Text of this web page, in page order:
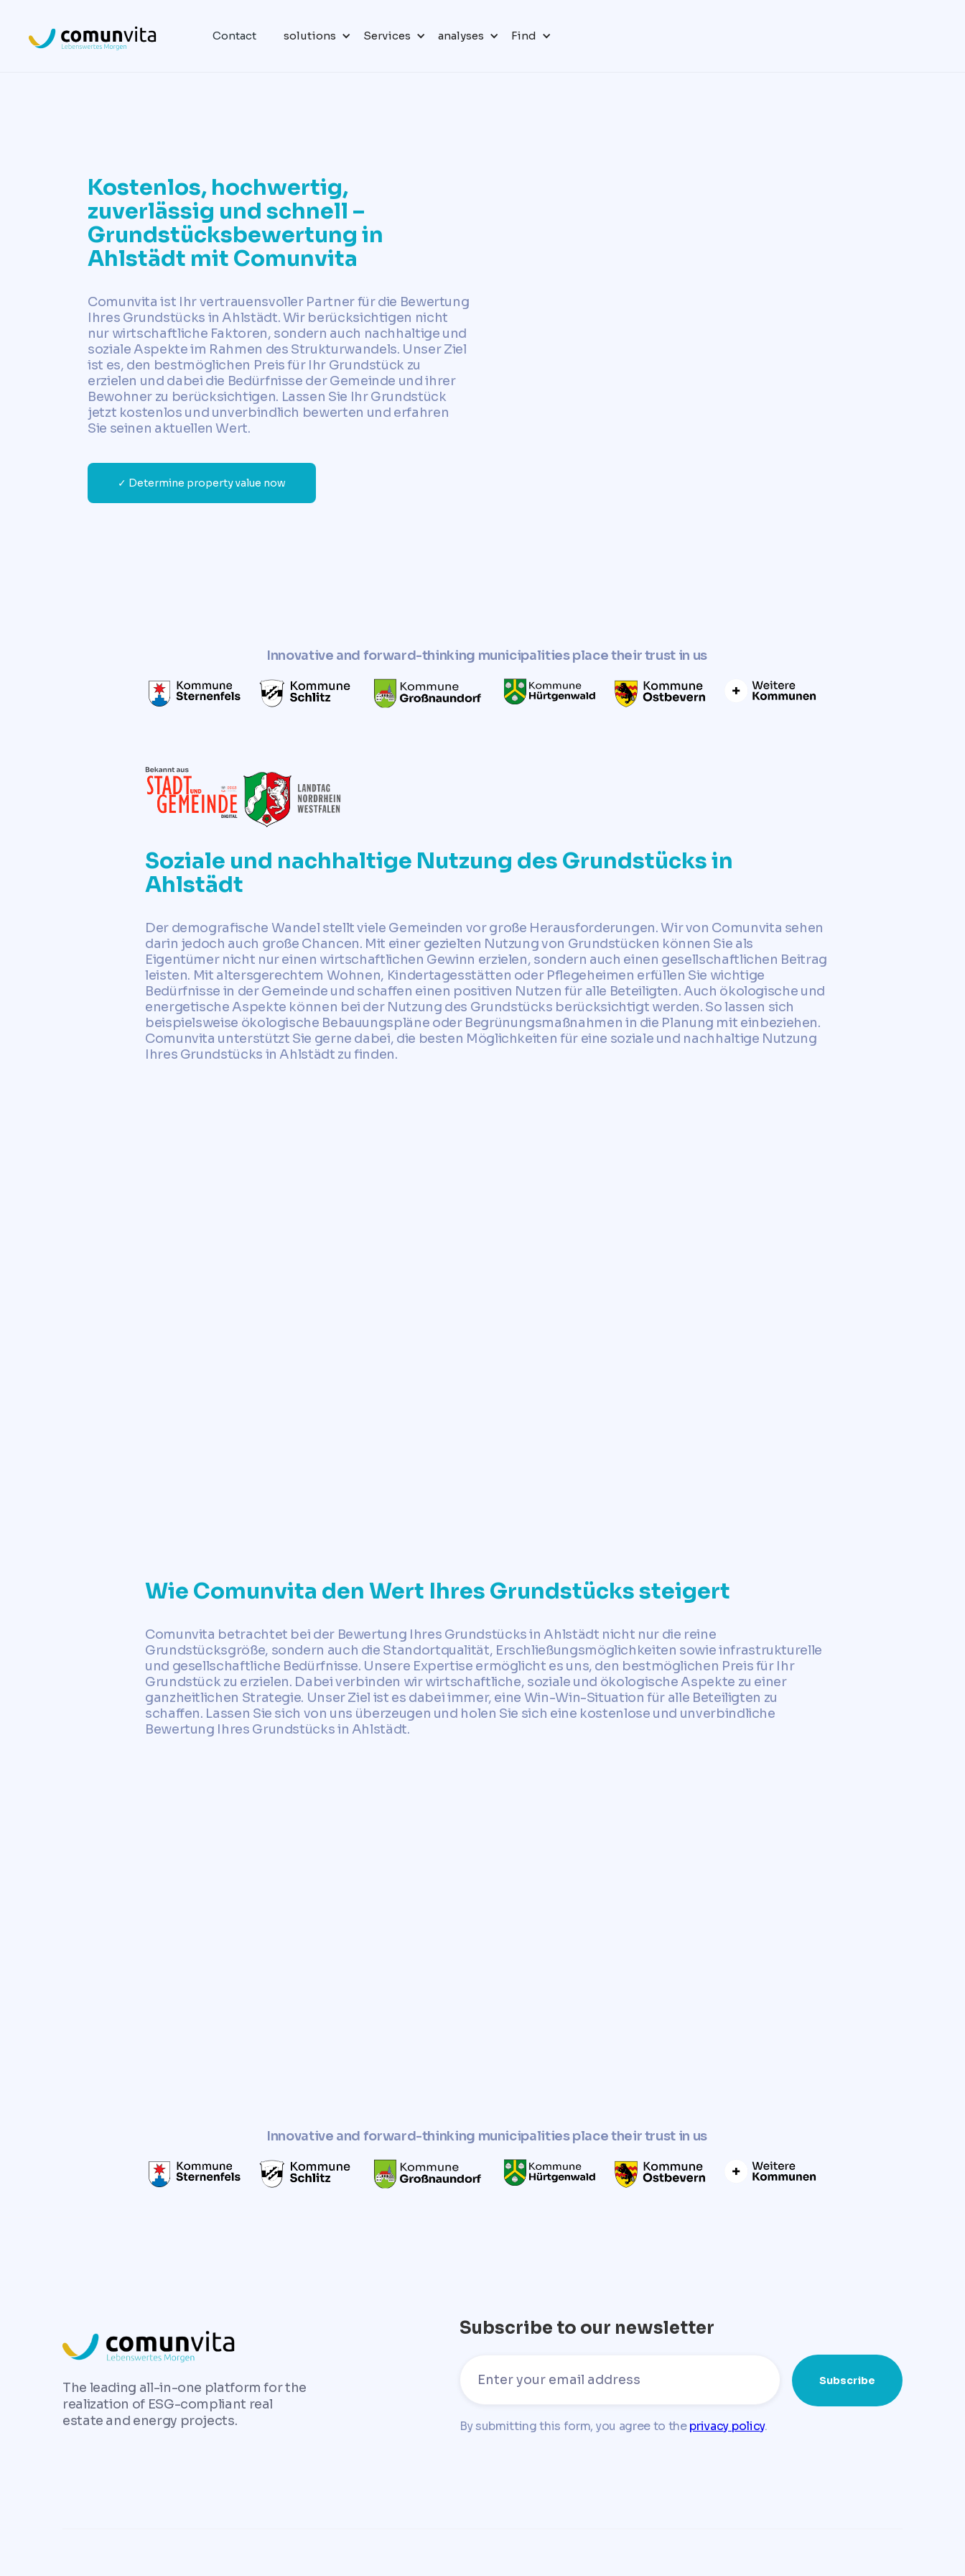
Contact solutions Services analyses Find
Kostenlos, hochwertig,
zuverlässig und schnell –
Grundstücksbewertung in
Ahlstädt mit Comunvita
Comunvita ist Ihr vertrauensvoller Partner für die Bewertung
Ihres Grundstücks in Ahlstädt. Wir berücksichtigen nicht
nur wirtschaftliche Faktoren, sondern auch nachhaltige und
soziale Aspekte im Rahmen des Strukturwandels. Unser Ziel
ist es, den bestmöglichen Preis für Ihr Grundstück zu
erzielen und dabei die Bedürfnisse der Gemeinde und ihrer
Bewohner zu berücksichtigen. Lassen Sie Ihr Grundstück
jetzt kostenlos und unverbindlich bewerten und erfahren
Sie seinen aktuellen Wert.
✓ Determine property value now
Innovative and forward-thinking municipalities place their trust in us
Soziale und nachhaltige Nutzung des Grundstücks in
Ahlstädt
Der demografische Wandel stellt viele Gemeinden vor große Herausforderungen. Wir von Comunvita sehen
darin jedoch auch große Chancen. Mit einer gezielten Nutzung von Grundstücken können Sie als
Eigentümer nicht nur einen wirtschaftlichen Gewinn erzielen, sondern auch einen gesellschaftlichen Beitrag
leisten. Mit altersgerechtem Wohnen, Kindertagesstätten oder Pflegeheimen erfüllen Sie wichtige
Bedürfnisse in der Gemeinde und schaffen einen positiven Nutzen für alle Beteiligten. Auch ökologische und
energetische Aspekte können bei der Nutzung des Grundstücks berücksichtigt werden. So lassen sich
beispielsweise ökologische Bebauungspläne oder Begrünungsmaßnahmen in die Planung mit einbeziehen.
Comunvita unterstützt Sie gerne dabei, die besten Möglichkeiten für eine soziale und nachhaltige Nutzung
Ihres Grundstücks in Ahlstädt zu finden.
Wie Comunvita den Wert Ihres Grundstücks steigert
Comunvita betrachtet bei der Bewertung Ihres Grundstücks in Ahlstädt nicht nur die reine
Grundstücksgröße, sondern auch die Standortqualität, Erschließungsmöglichkeiten sowie infrastrukturelle
und gesellschaftliche Bedürfnisse. Unsere Expertise ermöglicht es uns, den bestmöglichen Preis für Ihr
Grundstück zu erzielen. Dabei verbinden wir wirtschaftliche, soziale und ökologische Aspekte zu einer
ganzheitlichen Strategie. Unser Ziel ist es dabei immer, eine Win-Win-Situation für alle Beteiligten zu
schaffen. Lassen Sie sich von uns überzeugen und holen Sie sich eine kostenlose und unverbindliche
Bewertung Ihres Grundstücks in Ahlstädt.
Innovative and forward-thinking municipalities place their trust in us
The leading all-in-one platform for the
realization of ESG-compliant real
estate and energy projects.
Subscribe to our newsletter
By submitting this form, you agree to theprivacy policy.